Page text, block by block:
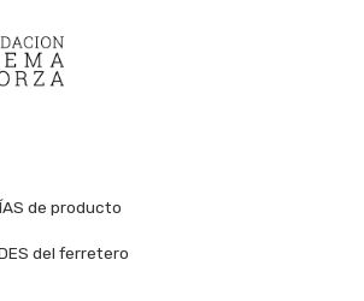
de producto
del ferretero